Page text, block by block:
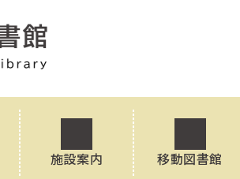
施設案内 移動図書館